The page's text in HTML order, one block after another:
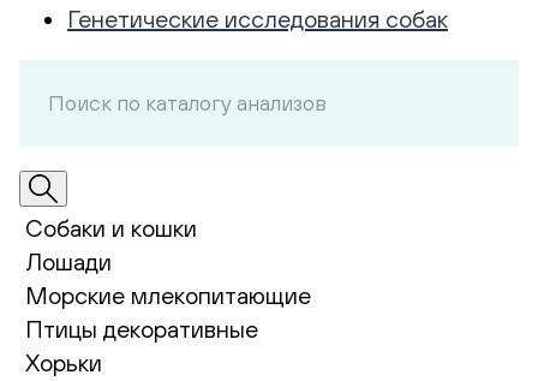
Генетические исследования собак
Собаки и кошки
Лошади
Морские млекопитающие
Птицы декоративные
Хорьки